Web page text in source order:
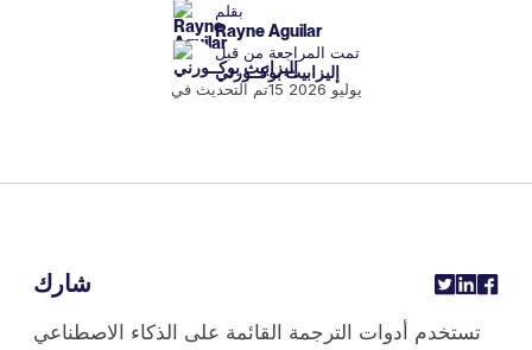
بقلم
Rayne Aguilar
تمت المراجعة من قبل
إليزابيث بوكــورني
تم التحديث في
15 يوليو 2026
تستخدم أدوات الترجمة القائمة على الذكاء الاصطناعي
شارك